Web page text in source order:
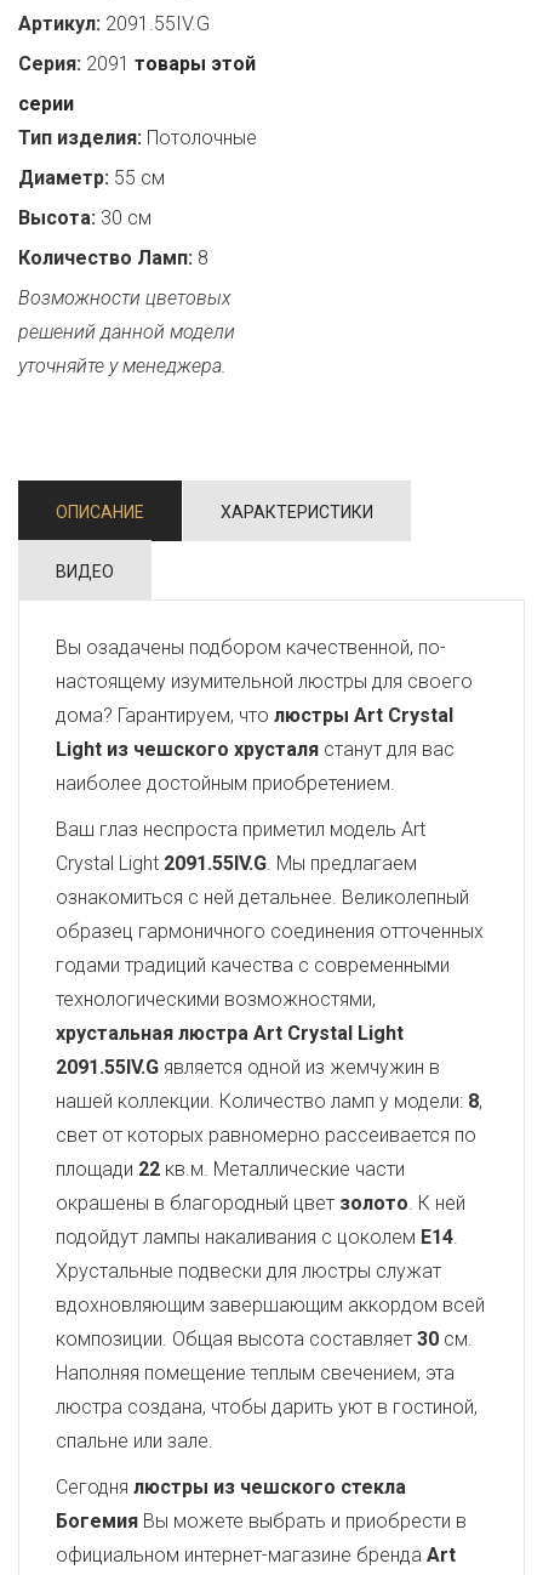
Артикул: 2091.55IV.G
Серия: 2091 товары этой
серии
Тип изделия: Потолочные
Диаметр: 55 см
Высота: 30 см
Количество Ламп: 8
Возможности цветовых
решений данной модели
уточняйте у менеджера.
ОПИСАНИЕ ХАРАКТЕРИСТИКИ
ВИДЕО
Вы озадачены подбором качественной, по-
настоящему изумительной люстры для своего
дома? Гарантируем, что люстры Art Crystal
Light из чешского хрусталя станут для вас
наиболее достойным приобретением.
Ваш глаз неспроста приметил модель Art
Crystal Light 2091.55IV.G. Мы предлагаем
ознакомиться с ней детальнее. Великолепный
образец гармоничного соединения отточенных
годами традиций качества с современными
технологическими возможностями,
хрустальная люстра Art Crystal Light
2091.55IV.G является одной из жемчужин в
нашей коллекции. Количество ламп у модели: 8,
свет от которых равномерно рассеивается по
площади 22 кв.м. Металлические части
окрашены в благородный цвет золото. К ней
подойдут лампы накаливания с цоколем E14.
Хрустальные подвески для люстры служат
вдохновляющим завершающим аккордом всей
композиции. Общая высота составляет 30 см.
Наполняя помещение теплым свечением, эта
люстра создана, чтобы дарить уют в гостиной,
спальне или зале.
Сегодня люстры из чешского стекла
Богемия Вы можете выбрать и приобрести в
официальном интернет-магазине бренда Art